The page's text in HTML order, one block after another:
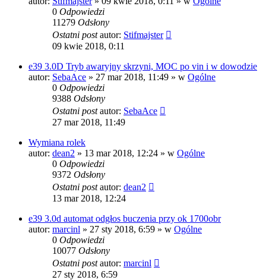
0 Odpowiedzi
11279 Odsłony
Ostatni postautor: Stifmajster
09 kwie 2018, 0:11
e39 3.0D Tryb awaryjny skrzyni, MOC po vin i w dowodzie
autor: SebaAce » 27 mar 2018, 11:49 » w Ogólne
0 Odpowiedzi
9388 Odsłony
Ostatni postautor: SebaAce
27 mar 2018, 11:49
Wymiana rolek
autor: dean2 » 13 mar 2018, 12:24 » w Ogólne
0 Odpowiedzi
9372 Odsłony
Ostatni postautor: dean2
13 mar 2018, 12:24
e39 3.0d automat odgłos buczenia przy ok 1700obr
autor: marcinl » 27 sty 2018, 6:59 » w Ogólne
0 Odpowiedzi
10077 Odsłony
Ostatni postautor: marcinl
27 sty 2018, 6:59